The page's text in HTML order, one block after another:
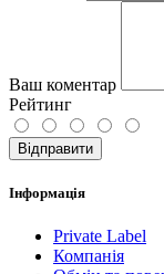
Ваш коментар
Рейтинг
Відправити
Інформація
Private Label
Компанія